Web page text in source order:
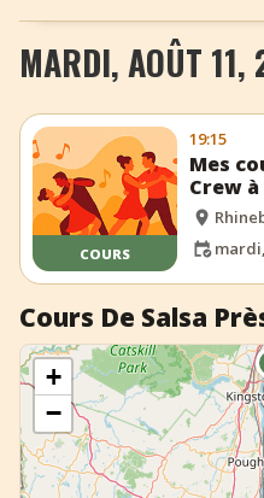
+ Ajouter un
MARDI, AOÛT 11,
COURS
19:15
Mes
Crew
Cours De Salsa
+
−